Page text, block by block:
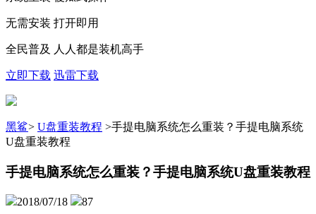
无需安装 打开即用
全民普及 人人都是装机高手
立即下载 迅雷下载
黑鲨> U盘重装教程 >手提电脑系统怎么重装？手提电脑系统
U盘重装教程
手提电脑系统怎么重装？手提电脑系统U盘重装教程
2018/07/18 87